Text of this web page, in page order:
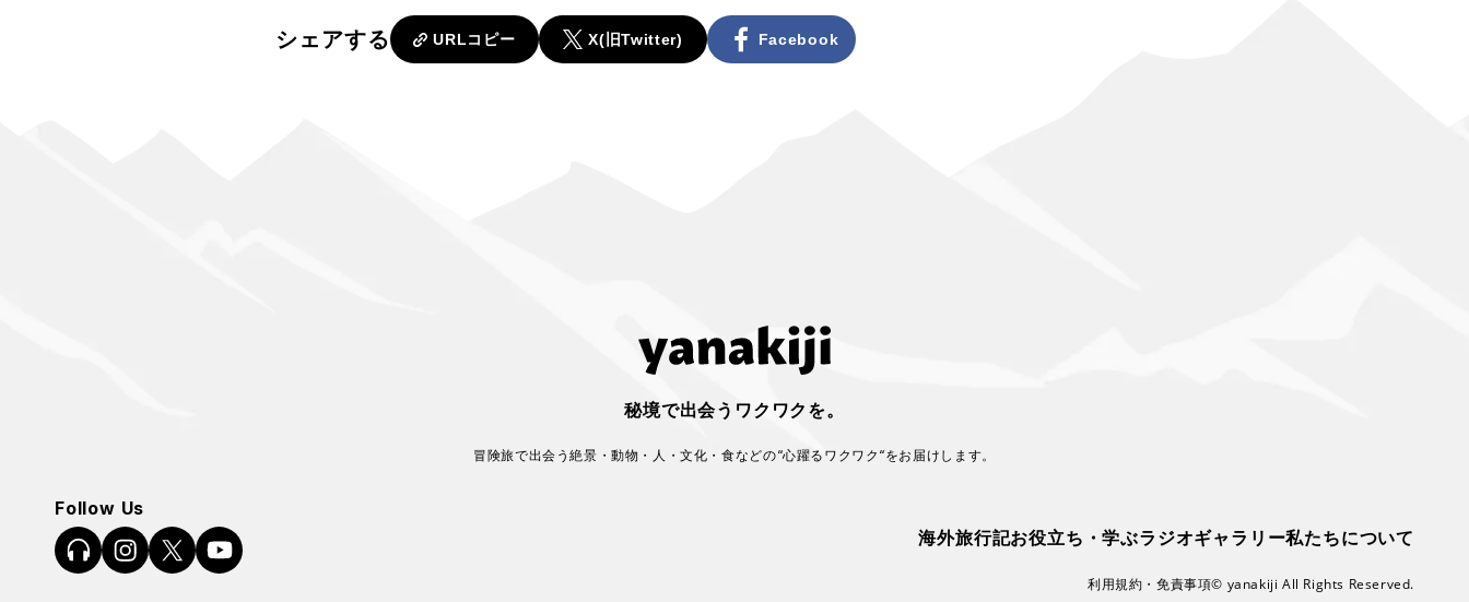
シェアする URLコピー X(旧Twitter) Facebook
秘境で出会うワクワクを。
冒険旅で出会う絶景・動物・人・文化・食などの“心躍るワクワク“をお届けします。
Follow Us
海外旅行記お役立ち・学ぶラジオギャラリー私たちについて
利用規約・免責事項© yanakiji All Rights Reserved.